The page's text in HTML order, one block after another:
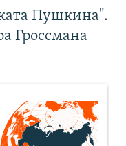
Пушкина".
Гроссмана